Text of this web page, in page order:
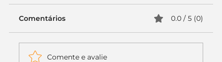
Comentários 0.0 / 5 (0)
Comente e avalie